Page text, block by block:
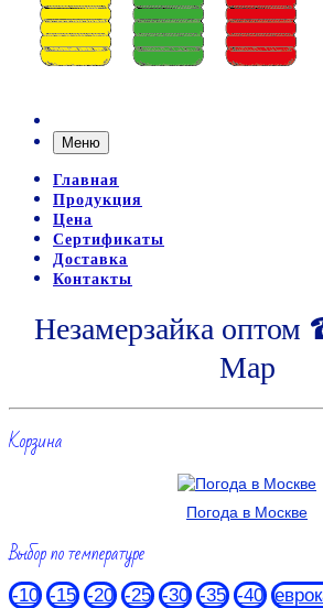
Меню
Главная
Продукция
Цена
Сертификаты
Доставка
Контакты
Незамерзайка
Мар
Корзина
Погода в Москве
Выбор по температуре
-10 -15 -20 -25 -30 -35 -40